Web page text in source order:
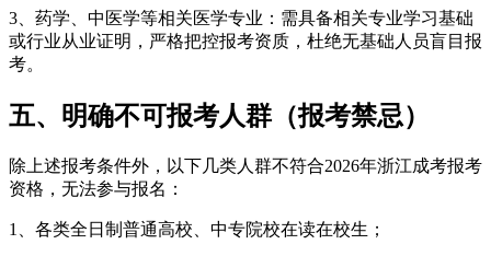
3、药学、中医学等相关医学专业：需具备相关专业学习基础
或行业从业证明，严格把控报考资质，杜绝无基础人员盲目报
考。
五、明确不可报考人群（报考禁忌）
除上述报考条件外，以下几类人群不符合2026年浙江成考报考
资格，无法参与报名：
1、各类全日制普通高校、中专院校在读在校生；